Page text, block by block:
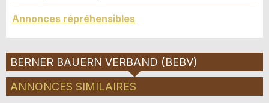
* Saisie nécessaire
Pour des raisons d'assurance qualité une copie
de l'e-mail est transmise à guidle
Annonces répréhensibles
BERNER BAUERN VERBAND (BEBV)
ANNONCES SIMILAIRES